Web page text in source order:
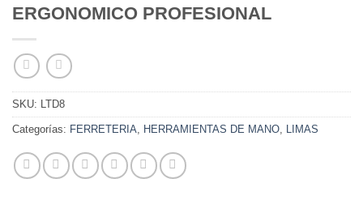
ERGONOMICO PROFESIONAL
SKU: LTD8
Categorías: FERRETERIA, HERRAMIENTAS DE MANO, LIMAS